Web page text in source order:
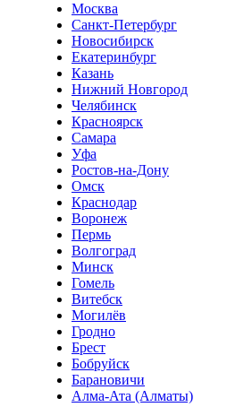
Москва
Санкт-Петербург
Новосибирск
Екатеринбург
Казань
Нижний Новгород
Челябинск
Красноярск
Самара
Уфа
Ростов-на-Дону
Омск
Краснодар
Воронеж
Пермь
Волгоград
Минск
Гомель
Витебск
Могилёв
Гродно
Брест
Бобруйск
Барановичи
Алма-Ата (Алматы)